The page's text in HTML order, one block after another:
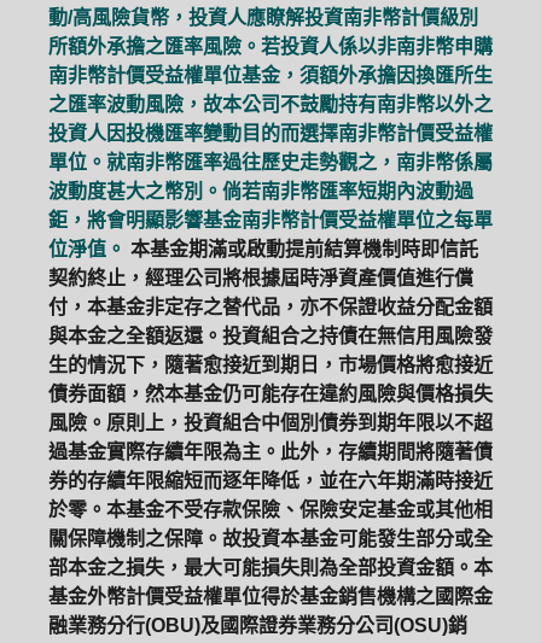
動/高風險貨幣，投資人應瞭解投資南非幣計價級別
所額外承擔之匯率風險。若投資人係以非南非幣申購
南非幣計價受益權單位基金，須額外承擔因換匯所生
之匯率波動風險，故本公司不鼓勵持有南非幣以外之
投資人因投機匯率變動目的而選擇南非幣計價受益權
單位。就南非幣匯率過往歷史走勢觀之，南非幣係屬
波動度甚大之幣別。倘若南非幣匯率短期內波動過
鉅，將會明顯影響基金南非幣計價受益權單位之每單
位淨值。 本基金期滿或啟動提前結算機制時即信託
契約終止，經理公司將根據屆時淨資產價值進行償
付，本基金非定存之替代品，亦不保證收益分配金額
與本金之全額返還。投資組合之持債在無信用風險發
生的情況下，隨著愈接近到期日，市場價格將愈接近
債券面額，然本基金仍可能存在違約風險與價格損失
風險。原則上，投資組合中個別債券到期年限以不超
過基金實際存續年限為主。此外，存續期間將隨著債
券的存續年限縮短而逐年降低，並在六年期滿時接近
於零。本基金不受存款保險、保險安定基金或其他相
關保障機制之保障。故投資本基金可能發生部分或全
部本金之損失，最大可能損失則為全部投資金額。本
基金外幣計價受益權單位得於基金銷售機構之國際金
融業務分行(OBU)及國際證券業務分公司(OSU)銷